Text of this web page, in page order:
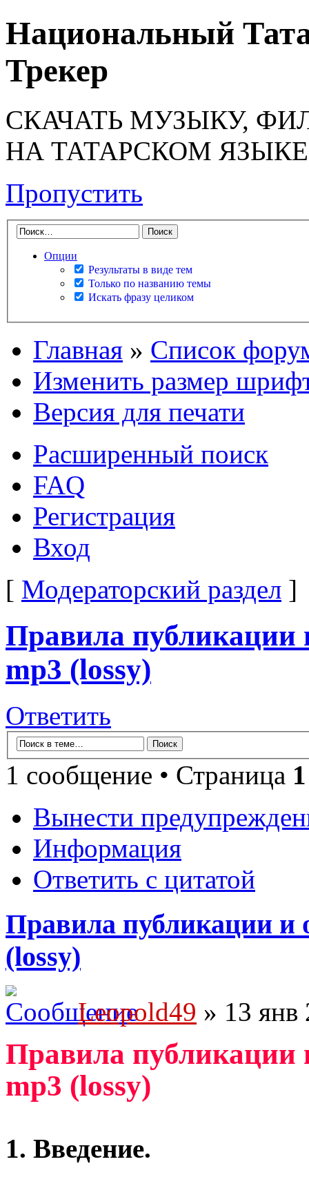
Национальный
Трекер
СКАЧАТЬ МУЗЫКУ,
НА ТАТАРСКОМ ЯЗЫКЕ
Пропустить
Опции
Результаты в виде тем
Только по названию темы
Искать фразу целиком
Главная » Список
Изменить размер
Версия для печати
Расширенный поиск
FAQ
Регистрация
Вход
[ Модераторский раздел ]
Правила публикации
mp3 (lossy)
Ответить
1 сообщение • Страница 1
Вынести
Информация
Ответить с цитатой
Правила публикации и
(lossy)
Leopold49 » 13 янв
Правила публикации
mp3 (lossy)
1. Введение.